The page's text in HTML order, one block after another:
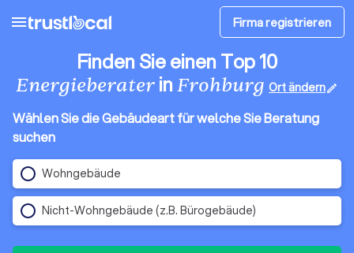
menu Firma registrieren
Finden Sie einen Top 10
EnergieberaterinFrohburg Ort ändernedit
Wählen Sie die Gebäudeart für welche Sie Beratung
suchen
Wohngebäude
Nicht-Wohngebäude (z.B. Bürogebäude)